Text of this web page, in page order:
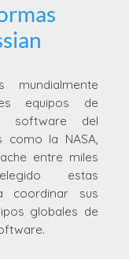
mundialmente
equipos de
software del
como la NASA,
entre miles
estas
coordinar sus
globales de